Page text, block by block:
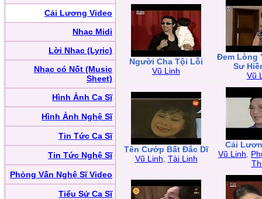
Cải Lương Video
Nhạc Midi
Lời Nhạc (Lyric)
Nhạc có Nốt (Music
Sheet)
Hình Ảnh Ca Sĩ
Hình Ảnh Nghệ Sĩ
Tin Tức Ca Sĩ
Tin Tức Nghệ Sĩ
Phỏng Vấn Nghệ Sĩ Video
Tiểu Sử Ca Sĩ
Người Cha Tội Lỗi
Vũ Linh
Đem Lòng
Sư
Vũ
Tên Cướp Bất Đắc Dĩ
Vũ Linh Tài Linh
Cải
Vũ Linh